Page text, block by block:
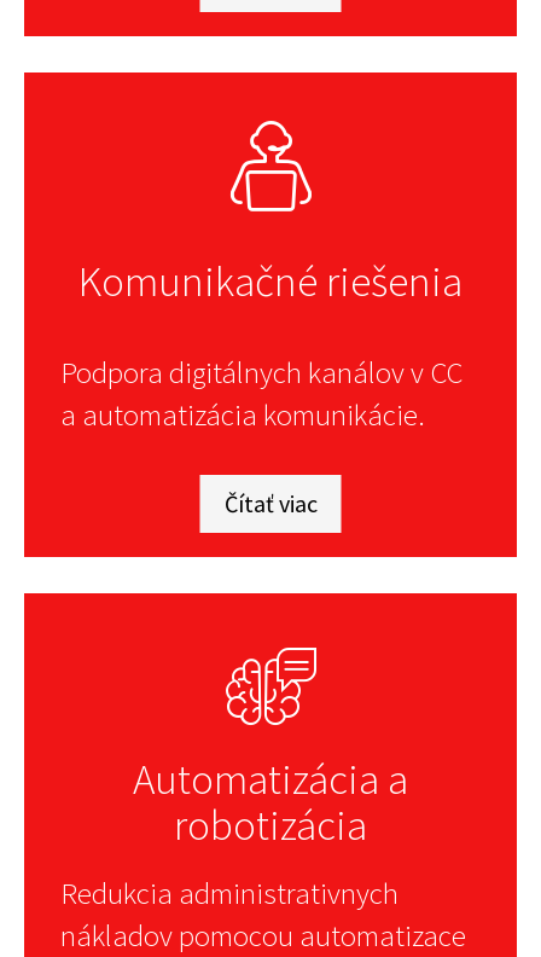
Komunikačné riešenia
Podpora digitálnych kanálov v CC
a automatizácia komunikácie.
Čítať viac
Automatizácia a
robotizácia
Redukcia administrativnych
nákladov pomocou automatizace